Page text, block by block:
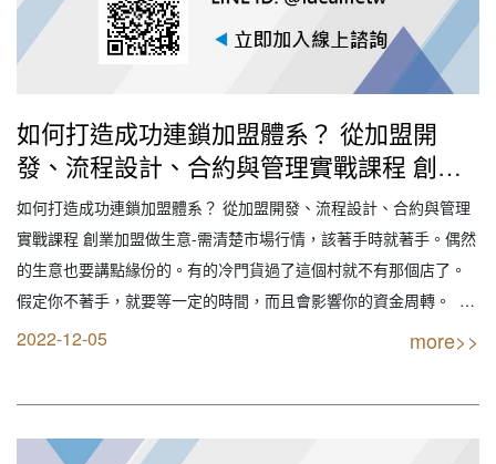
如何打造成功連鎖加盟體系？ 從加盟開
發、流程設計、合約與管理實戰課程 創業
加盟做生意-需清楚市場行情（2022IDEA
LIFE艾荻兒連鎖品牌餐飲設計｜創業加盟
｜連鎖加盟｜餐飲設計｜餐飲規劃｜餐飲顧
問｜餐飲行銷｜創業開店餐飲顧問｜餐飲設
備商業空間規劃｜線上創業連鎖加盟設計）
如何打造成功連鎖加盟體系？ 從加盟開發、流程設計、合約與管理
實戰課程 創業加盟做生意-需清楚市場行情，該著手時就著手。偶然
的生意也要講點緣份的。有的冷門貨過了這個村就不有那個店了。
假定你不著手，就要等一定的時間，而且會影響你的資金周轉。
【創業加盟找最專業實戰公司】 IDEA LIFE 連鎖品牌餐飲顧問 艾荻
2022-12-05 more>>